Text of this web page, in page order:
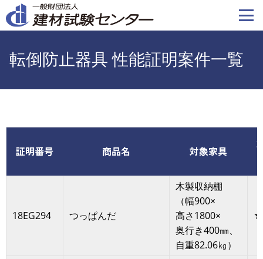
イ
に
転倒防止器具 性能証明案件一覧
証明番号 商品名 対象家具
18EG294 つっぱんだ
木製収納棚
（幅900×
高さ1800×
奥行き400㎜、
自重82.06㎏）